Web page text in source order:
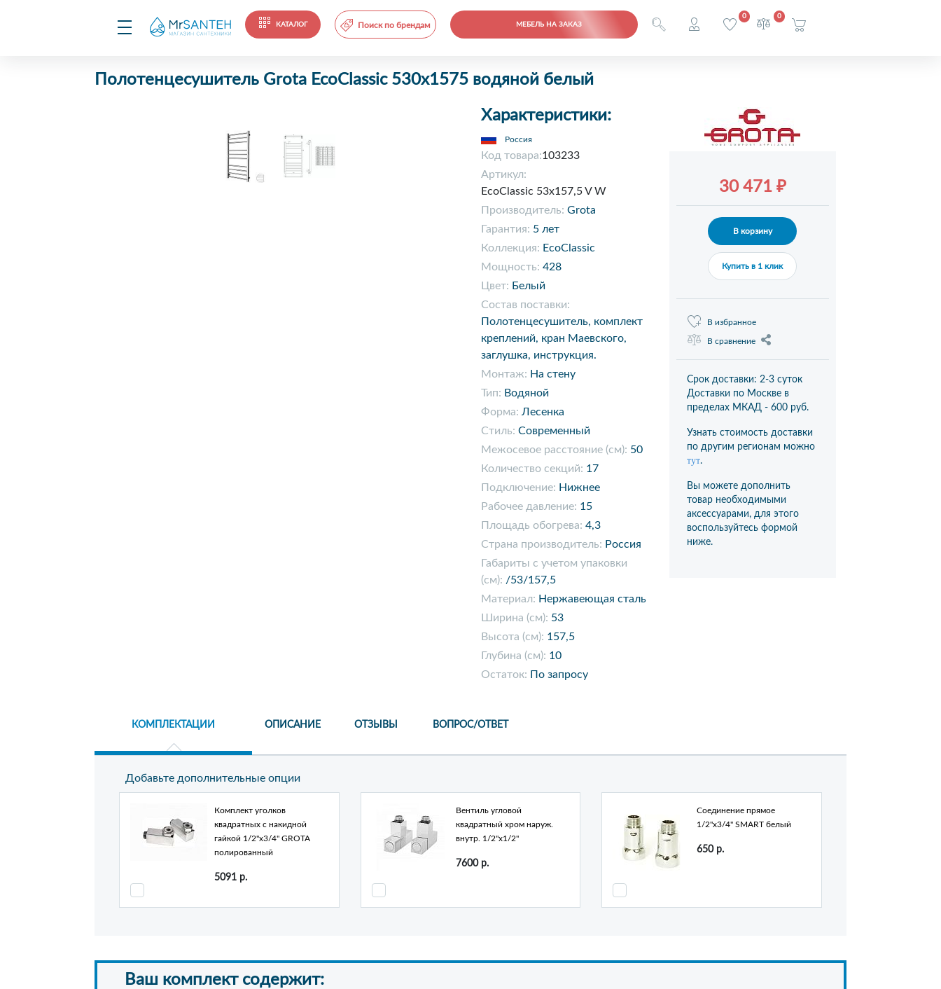
КАТАЛОГ Поиск по брендам МЕБЕЛЬ НА ЗАКАЗ
0 0
Полотенцесушитель Grota EcoClassic 530x1575 водяной белый
Характеристики:
Россия
Код товара:103233
Артикул:
EcoClassic 53x157,5 V W
Производитель: Grota
Гарантия: 5 лет
Коллекция: EcoClassic
Мощность: 428
Цвет: Белый
Состав поставки:
Полотенцесушитель, комплект
креплений, кран Маевского,
заглушка, инструкция.
Монтаж: На стену
Тип: Водяной
Форма: Лесенка
Стиль: Современный
Межосевое расстояние (см): 50
Количество секций: 17
Подключение: Нижнее
Рабочее давление: 15
Площадь обогрева: 4,3
Страна производитель: Россия
Габариты с учетом упаковки
(см): /53/157,5
Материал: Нержавеющая сталь
Ширина (см): 53
Высота (см): 157,5
Глубина (см): 10
Остаток: По запросу
30 471 ₽
В корзину
Купить в 1 клик
В избранное
В сравнение
Срок доставки: 2-3 суток
Доставки по Москве в
пределах МКАД - 600 руб.
Узнать стоимость доставки
по другим регионам можно
тут.
Вы можете дополнить
товар необходимыми
аксессуарами, для этого
воспользуйтесь формой
ниже.
КОМПЛЕКТАЦИИ ОПИСАНИЕ ОТЗЫВЫ ВОПРОС/ОТВЕТ
Добавьте дополнительные опции
Комплект уголков
квадратных c накидной
гайкой 1/2"х3/4" GROTA
полированный
5091 р.
Вентиль угловой
квадратный хром наруж.
внутр. 1/2"х1/2"
7600р.
Соединение прямое
1/2"х3/4" SMART белый
650р.
Ваш комплект содержит: